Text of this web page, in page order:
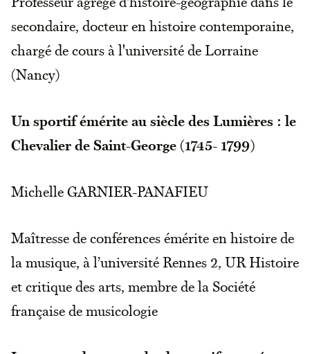
secondaire, docteur en histoire contemporaine,
chargé de cours à l'université de Lorraine
(Nancy)
Un sportif émérite au siècle des Lumières : le
Chevalier de Saint-George (1745- 1799)
Michelle GARNIER-PANAFIEU
Maîtresse de conférences émérite en histoire de
la musique, à l’université Rennes 2, UR Histoire
et critique des arts, membre de la Société
française de musicologie